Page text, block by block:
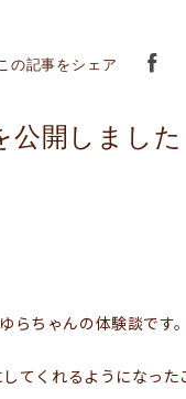
この記事をシェア
公開しました
ちゃんの体験談です。
てくれるようになった